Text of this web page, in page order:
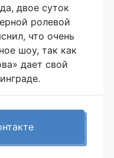
двое суток
ролевой
что очень
шоу, так как
дает свой